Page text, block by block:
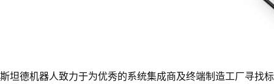
斯坦德机器人致力于为优秀的系统集成商及终端制造工厂寻找